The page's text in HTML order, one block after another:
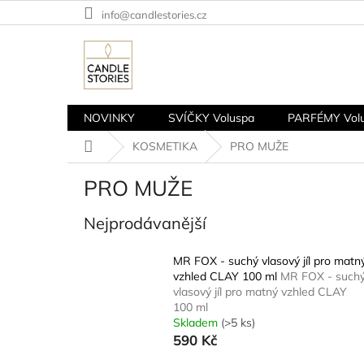
na
info@candlestories.cz
NOVINKY SVÍČKY Voluspa PARFÉMY
Domů
KOSMETIKA PRO MUŽE
PRO MUŽE
Nejprodávanější
MR FOX - suchý vlasový jíl pro
vzhled CLAY 100 ml MR FOX -
vlasový jíl pro matný vzhled CLAY
100 ml
Skladem (>5 ks)
590 Kč